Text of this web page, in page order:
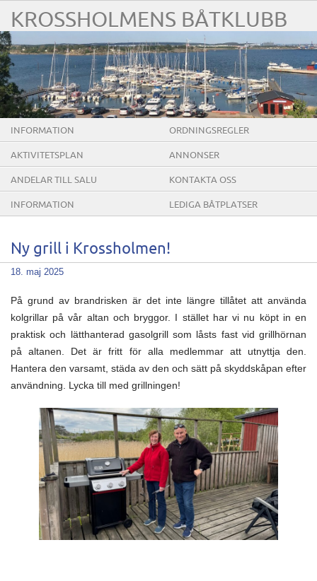
KROSSHOLMENS BÅTKLUBB
INFORMATION ORDNINGSREGLER
AKTIVITETSPLAN ANNONSER
ANDELAR TILL SALU KONTAKTA OSS
INFORMATION LEDIGA BÅTPLATSER
Ny grill i Krossholmen!
18. maj 2025
På grund av brandrisken är det inte längre tillåtet att använda
kolgrillar på vår altan och bryggor. I stället har vi nu köpt in en
praktisk och lätthanterad gasolgrill som låsts fast vid grillhörnan
på altanen. Det är fritt för alla medlemmar att utnyttja den.
Hantera den varsamt, städa av den och sätt på skyddskåpan efter
användning. Lycka till med grillningen!